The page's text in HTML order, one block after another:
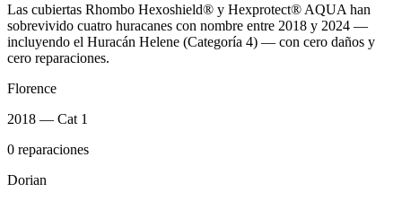
Las cubiertas Rhombo Hexoshield® y Hexprotect® AQUA han
sobrevivido cuatro huracanes con nombre entre 2018 y 2024 —
incluyendo el Huracán Helene (Categoría 4) — con cero daños y
cero reparaciones.
Florence
2018 — Cat 1
0 reparaciones
Dorian